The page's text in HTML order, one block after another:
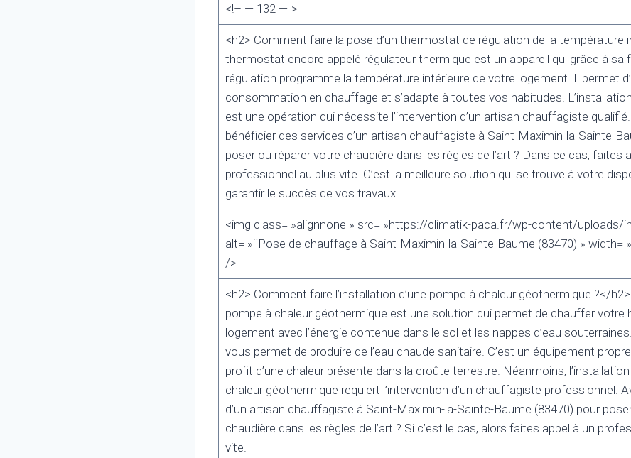
<!– — 132 —->
<h2> Comment faire la pose d’un thermostat de régulation de la température
thermostat encore appelé régulateur thermique est un appareil qui grâce à sa
régulation programme la température intérieure de votre logement. Il permet
consommation en chauffage et s’adapte à toutes vos habitudes.
est une opération qui nécessite l’intervention d’un artisan chauffagiste
bénéficier des services d’un artisan chauffagiste à Saint-Maximin-la-Sainte-
poser ou réparer votre chaudière dans les règles de l’art ? Dans ce cas, faites
professionnel au plus vite. C’est la meilleure solution qui se trouve à votre
garantir le succès de vos travaux.
<img class= »alignnone » src= »https://climatik-paca.fr/wp-content/uploads/
alt= »¨Pose de chauffage à Saint-Maximin-la-Sainte-Baume (83470) » width=
/>
<h2> Comment faire l’installation d’une pompe à chaleur géothermique ?</
pompe à chaleur géothermique est une solution qui permet de chauffer votre
logement avec l’énergie contenue dans le sol et les nappes d’eau
vous permet de produire de l’eau chaude sanitaire. C’est un équipement
profit d’une chaleur présente dans la croûte terrestre. Néanmoins, l’installation
chaleur géothermique requiert l’intervention d’un chauffagiste professionnel.
d’un artisan chauffagiste à Saint-Maximin-la-Sainte-Baume (83470) pour
chaudière dans les règles de l’art ? Si c’est le cas, alors faites appel à un
vite.